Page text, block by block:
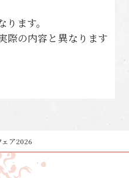
ます。
際の内容と異なります
ェア2026